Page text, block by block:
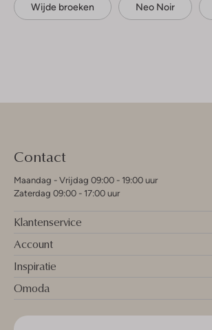
Wijde broeken Neo Noir
Contact
Maandag - Vrijdag 09:00 - 19:00 uur
Zaterdag 09:00 - 17:00 uur
Klantenservice
Account
Inspiratie
Omoda